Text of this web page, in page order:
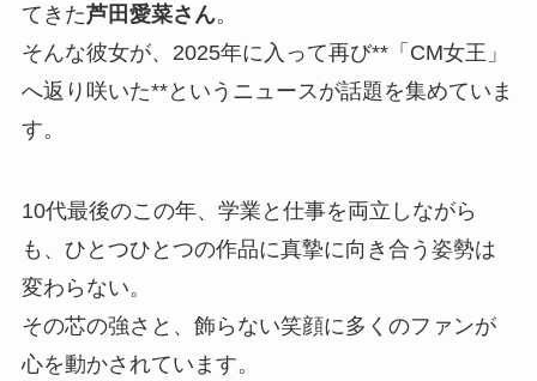
てきた芦田愛菜さん。
そんな彼女が、2025年に入って再び**「CM女王」
へ返り咲いた**というニュースが話題を集めていま
す。
10代最後のこの年、学業と仕事を両立しながら
も、ひとつひとつの作品に真摯に向き合う姿勢は
変わらない。
その芯の強さと、飾らない笑顔に多くのファンが
心を動かされています。